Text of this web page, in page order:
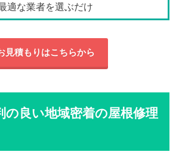
適な業者を選ぶだけ
見積もりはこちらから
の良い地域密着の屋根修理